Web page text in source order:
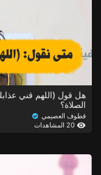
هل قول (اللهم قني
الصلاة؟
قطوف العصيمي